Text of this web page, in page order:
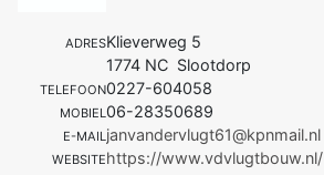
ADRESKlieverweg 5
1774 NC Slootdorp
TELEFOON0227-604058
MOBIEL 06-28350689
E-MAIL janvandervlugt61@kpnmail.nl
WEBSITEhttps://www.vdvlugtbouw.nl/